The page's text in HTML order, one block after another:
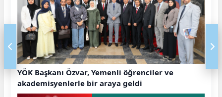
YÖK Başkanı Özvar, Yemenli öğrenciler ve
akademisyenlerle bir araya geldi